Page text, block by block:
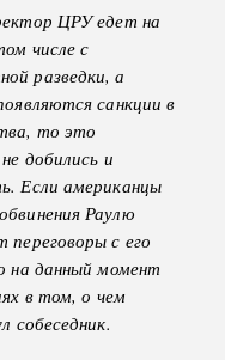
ЦРУ едет на
числе с
разведки, а
санкции в
то это
добились и
Если американцы
Раулю
с его
на данный момент
в том, о чем
собеседник.